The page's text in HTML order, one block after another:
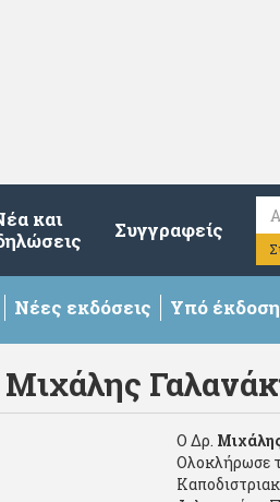
και
Συγγραφείς
Νέες εκδόσεις Υπό έκδοση
Μιχάλης
Ο Δρ.
Ολοκλήρωσε